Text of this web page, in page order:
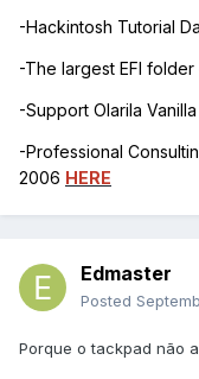
-Hackintosh Tutorial
-The largest EFI
-Support Olarila
-Professional
2006 HERE
Edmaster
Posted
Porque o tackpad não